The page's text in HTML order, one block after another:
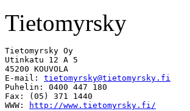
Tietomyrsky
Tietomyrsky Oy
Utinkatu 12 A 5
45200 KOUVOLA
E-mail: tietomyrsky@tietomyrsky.fi
Puhelin: 0400 447 180
Fax: (05) 371 1440
WWW:
http://www.tietomyrsky.fi/